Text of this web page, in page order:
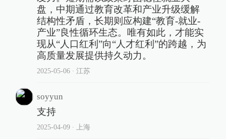
盘，中期通过教育改革和产业升级缓解
结构性矛盾，长期则应构建“教育-就业-
产业”良性循环生态。唯有如此，才能实
现从“人口红利”向“人才红利”的跨越，为
高质量发展提供持久动力。
2025-05-06∙ 江苏
soyyun
支持
2025-04-09∙ 上海